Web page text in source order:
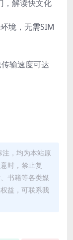
，解读快文化
境，无需SIM
输速度可达
注，均为本站原
时，禁止复
书籍等各类媒
益，可联系我